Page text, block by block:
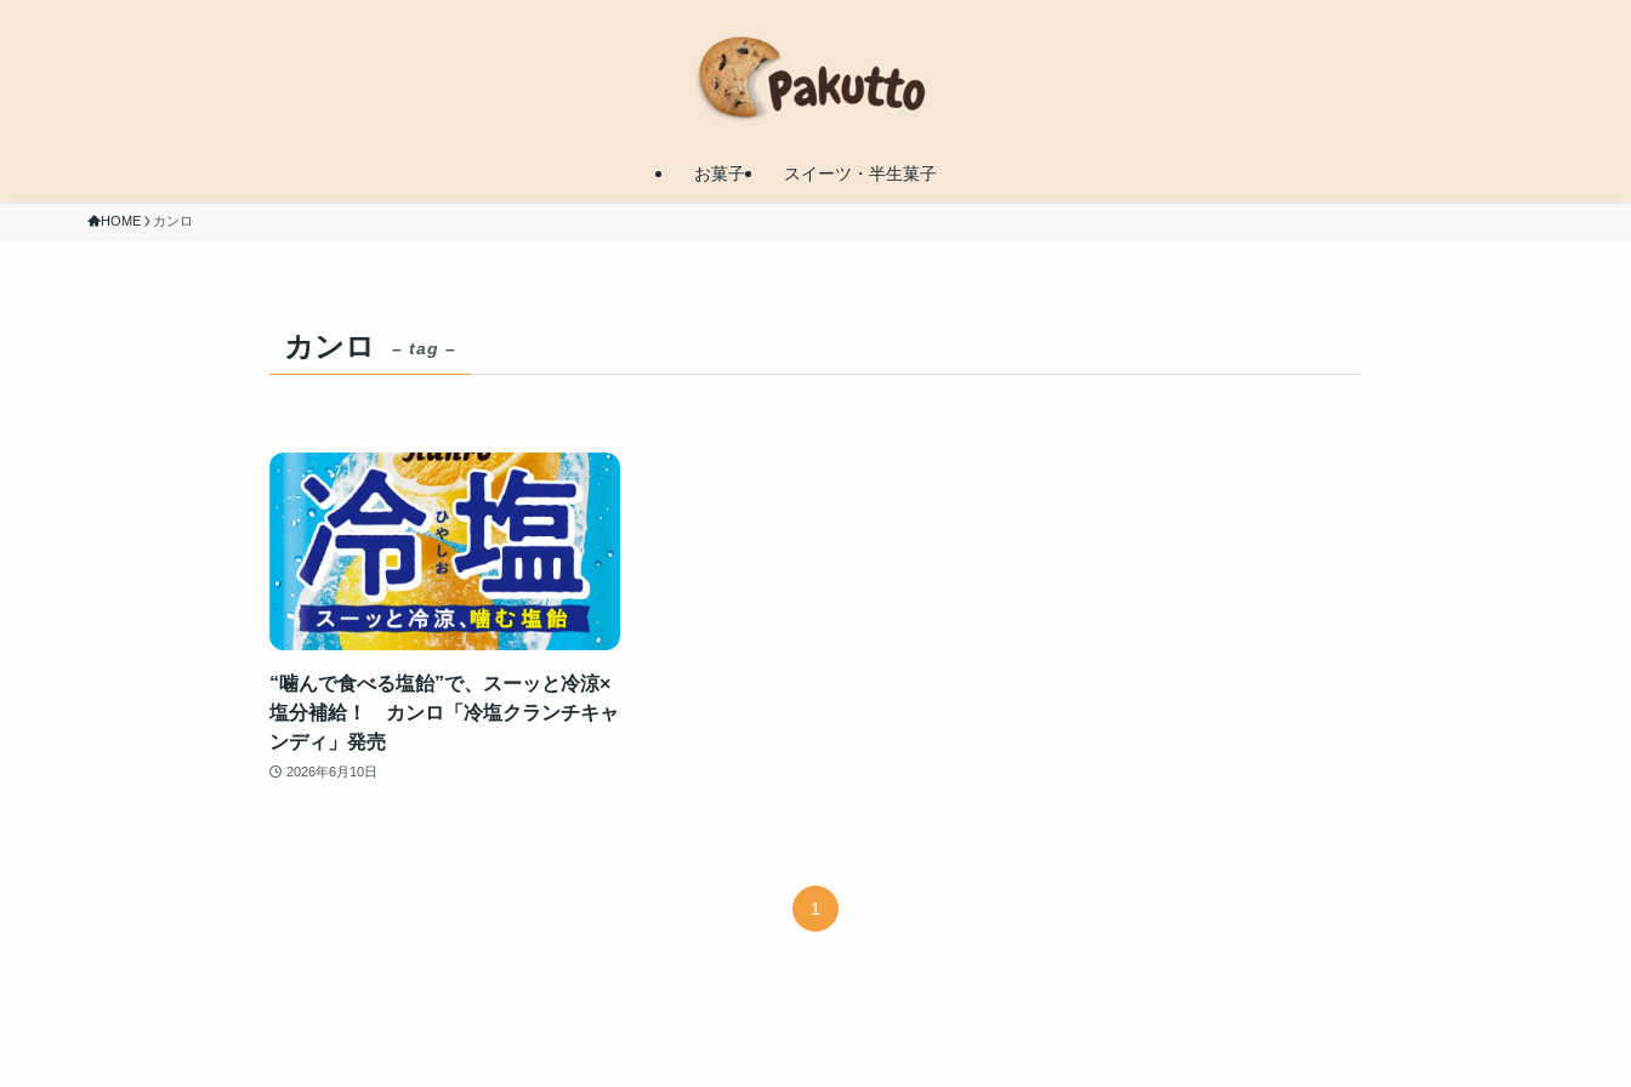
お菓子 スイーツ・半生菓子
HOME カンロ
カンロ – tag –
“噛んで食べる塩飴”で、スーッと冷涼×
塩分補給！ カンロ「冷塩クランチキャ
ンディ」発売
2026年6月10日
1